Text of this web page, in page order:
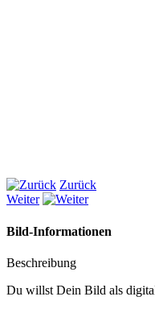
Zurück
Weiter
Bild-Informationen
Beschreibung
Du willst Dein Bild als